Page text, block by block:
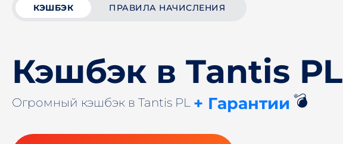
КЭШБЭК ПРАВИЛА НАЧИСЛЕНИЯ
Кэшбэк в Tantis PL
Огромный кэшбэк в Tantis PL + Гарантии 💣